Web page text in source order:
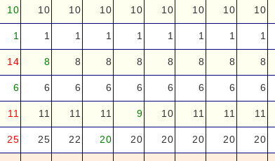
10 10 10 10 10 10 10 10 10
1 1 1 1 1 1 1 1 1
14 8 8 8 8 8 8 8 8
6 6 6 6 6 6 6 6 6
11 11 11 11 9 10 11 11 11
25 25 22 20 20 20 20 20 20